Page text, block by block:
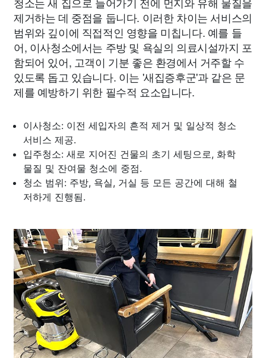
제거하는 데 중점을 둡니다. 이러한 차이는 서비스의
범위와 깊이에 직접적인 영향을 미칩니다. 예를 들
어, 이사청소에서는 주방 및 욕실의 의료시설까지 포
함되어 있어, 고객이 기분 좋은 환경에서 거주할 수
있도록 돕고 있습니다. 이는 '새집증후군'과 같은 문
제를 예방하기 위한 필수적 요소입니다.
이사청소: 이전 세입자의 흔적 제거 및 일상적 청소
서비스 제공.
입주청소: 새로 지어진 건물의 초기 세팅으로, 화학
물질 및 잔여물 청소에 중점.
청소 범위: 주방, 욕실, 거실 등 모든 공간에 대해 철
저하게 진행됨.